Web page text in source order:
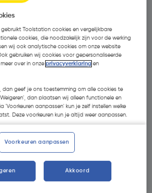
- 56 %
btw € 0,77
Toolstation cookies en vergelijkbare
cookies, die noodzakelijk zijn voor de werking
wij ook analytische cookies om onze website
gebruiken wij cookies voor gepersonaliseerde
over in onzeprivacyverklaring en
dan geef je ons toestemming om alle cookies te
dan plaatsen wij alleen functionele en
'Voorkeuren aanpassen' kun je zelf instellen welke
Deze voorkeuren kun je altijd weer aanpassen.
Voorkeuren aanpassen
Akkoord